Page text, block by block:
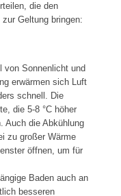
die den
Geltung bringen:
von Sonnenlicht und
erwärmen sich Luft
schnell. Die
die 5-8 °C höher
Auch die Abkühlung
zu großer Wärme
öffnen, um für
Baden auch an
besseren